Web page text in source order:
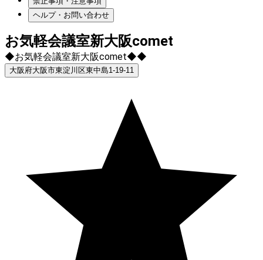
ヘルプ・お問い合わせ
お気軽会議室新大阪comet
◆お気軽会議室新大阪comet◆◆
大阪府大阪市東淀川区東中島1-19-11